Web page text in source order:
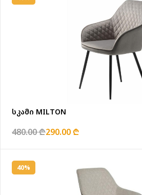
სკამი MILTON
480.00 ₾290.00 ₾
40%